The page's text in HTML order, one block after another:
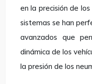
en la precisión de
sistemas se han
avanzados que
dinámica de los
la presión de los